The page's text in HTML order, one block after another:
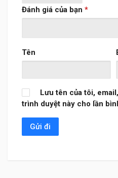
Đánh giá của bạn *
Tên
Lưu tên của tôi,
trình duyệt này cho lần